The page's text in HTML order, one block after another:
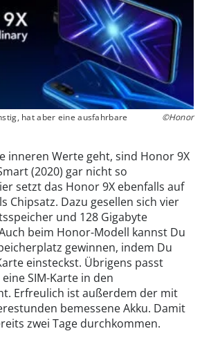
hat aber eine ausfahrbare
©Honor
inneren Werte geht, sind Honor 9X
(2020) gar nicht so
setzt das Honor 9X ebenfalls auf
Chipsatz. Dazu gesellen sich vier
und 128 Gigabyte
beim Honor-Modell kannst Du
gewinnen, indem Du
einsteckst. Übrigens passt
SIM-Karte in den
Erfreulich ist außerdem der mit
bemessene Akku. Damit
zwei Tage durchkommen.